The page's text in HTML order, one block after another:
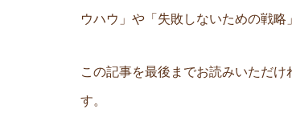
ウハウ」や「失敗しないための戦略
この記事を最後までお読みいただ
す。